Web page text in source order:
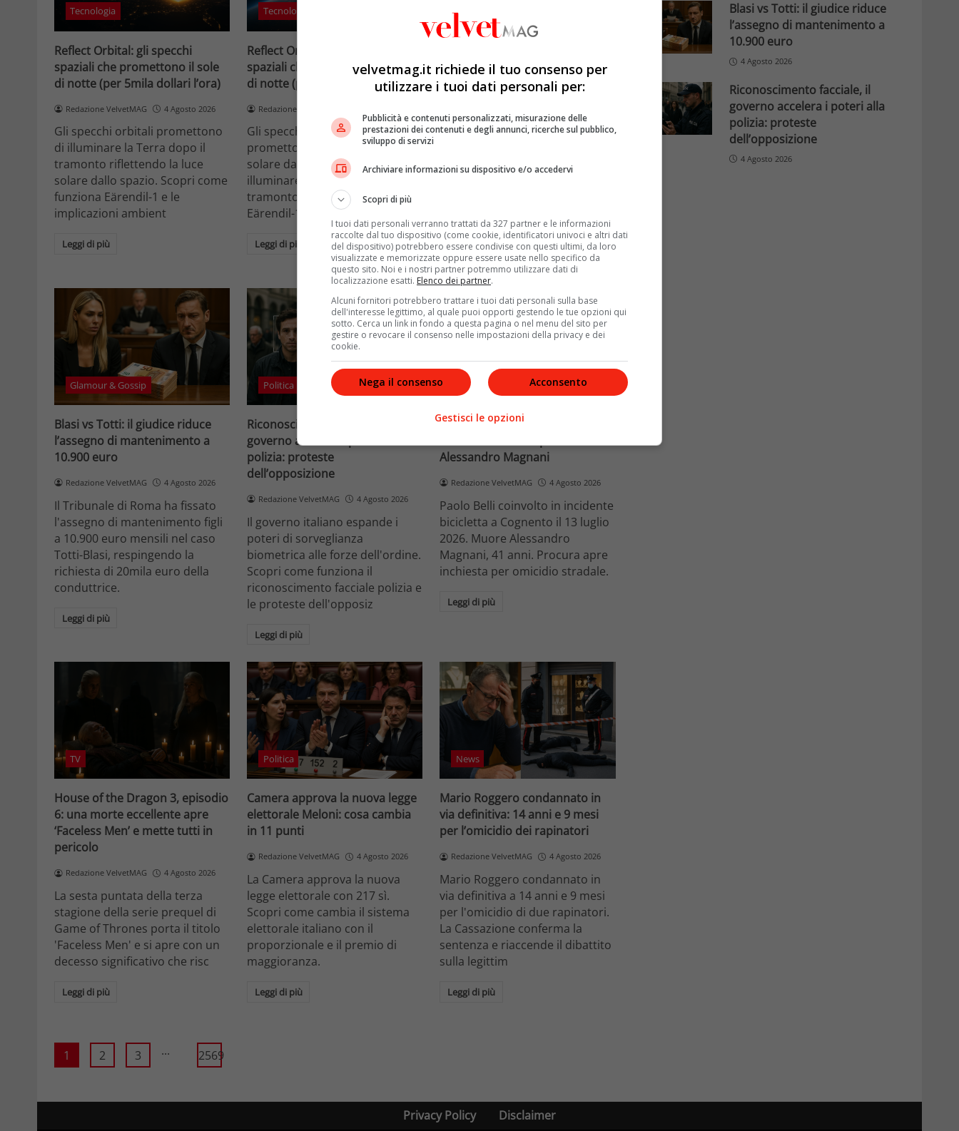
Tecnologia
Reflect Orbital: gli specchi
spaziali che promettono il sole
di notte (per 5mila dollari l’ora)
Redazione VelvetMAG 4 Agosto 2026
Gli specchi orbitali promettono
di illuminare la Terra dopo il
tramonto riflettendo la luce
solare dallo spazio. Scopri come
funziona Eärendil-1 e le
implicazioni ambient
Leggi di più
Tecnologia
Reflect Orbital: gli specchi
spaziali che promettono il sole
di notte (per 5mila dollari l’ora)
Redazione VelvetMAG
Gli specchi orbitali spaziali
promettono di riflettere la luce
solare dallo spazio per
illuminare la Terra dopo il
tramonto. Scopri come funziona
Eärendil-1 e le implicaz
Leggi di più
Esclusiva Velvet
amori travolgenti,
autodistruzione e il difficile
rapporto con la paternità
Redazione VelvetMAG 4 Agosto 2026
70 anni in un'intervista intima:
rapporto con la paternità
Leggi di più
Glamour & Gossip
Blasi vs Totti: il giudice riduce
l’assegno di mantenimento a
10.900 euro
Redazione VelvetMAG 4 Agosto 2026
Il Tribunale di Roma ha fissato
l'assegno di mantenimento figli
a 10.900 euro mensili nel caso
Totti-Blasi, respingendo la
richiesta di 20mila euro della
conduttrice.
Leggi di più
Politica
Riconoscimento facciale, il
governo accelera i poteri alla
polizia: proteste
dell’opposizione
Redazione VelvetMAG 4 Agosto 2026
Il governo italiano espande i
poteri di sorveglianza
biometrica alle forze dell'ordine.
Scopri come funziona il
riconoscimento facciale polizia e
le proteste dell'opposiz
Leggi di più
News
Paolo Belli, tragico incidente in
Alessandro Magnani
Redazione VelvetMAG 4 Agosto 2026
Paolo Belli coinvolto in incidente
bicicletta a Cognento il 13 luglio
2026. Muore Alessandro
Magnani, 41 anni. Procura apre
inchiesta per omicidio stradale.
Leggi di più
TV
House of the Dragon 3, episodio
6: una morte eccellente apre
‘Faceless Men’ e mette tutti in
pericolo
Redazione VelvetMAG 4 Agosto 2026
La sesta puntata della terza
stagione della serie prequel di
Game of Thrones porta il titolo
'Faceless Men' e si apre con un
decesso significativo che risc
Leggi di più
Politica
Camera approva la nuova legge
elettorale Meloni: cosa cambia
in 11 punti
Redazione VelvetMAG 4 Agosto 2026
La Camera approva la nuova
legge elettorale con 217 sì.
Scopri come cambia il sistema
elettorale italiano con il
proporzionale e il premio di
maggioranza.
Leggi di più
News
Mario Roggero condannato in
via definitiva: 14 anni e 9 mesi
per l’omicidio dei rapinatori
Redazione VelvetMAG 4 Agosto 2026
Mario Roggero condannato in
via definitiva a 14 anni e 9 mesi
per l'omicidio di due rapinatori.
La Cassazione conferma la
sentenza e riaccende il dibattito
sulla legittim
Leggi di più
1 2 3 ... 2569
Blasi vs Totti: il giudice riduce
l’assegno di mantenimento a
10.900 euro
4 Agosto 2026
Riconoscimento facciale, il
governo accelera i poteri alla
polizia: proteste
dell’opposizione
4 Agosto 2026
Privacy Policy Disclaimer
velvetmag.it richiede il tuo consenso per
utilizzare i tuoi dati personali per:
Pubblicità e contenuti personalizzati, misurazione delle
prestazioni dei contenuti e degli annunci, ricerche sul pubblico,
sviluppo di servizi
Archiviare informazioni su dispositivo e/o accedervi
Scopri di più
I tuoi dati personali verranno trattati da 327 partner e le informazioni
raccolte dal tuo dispositivo (come cookie, identificatori univoci e altri dati
del dispositivo) potrebbero essere condivise con questi ultimi, da loro
visualizzate e memorizzate oppure essere usate nello specifico da
questo sito. Noi e i nostri partner potremmo utilizzare dati di
localizzazione esatti. Elenco dei partner.
Alcuni fornitori potrebbero trattare i tuoi dati personali sulla base
dell'interesse legittimo, al quale puoi opporti gestendo le tue opzioni qui
sotto. Cerca un link in fondo a questa pagina o nel menu del sito per
gestire o revocare il consenso nelle impostazioni della privacy e dei
cookie.
Acconsento
Nega il consenso
Gestisci le opzioni